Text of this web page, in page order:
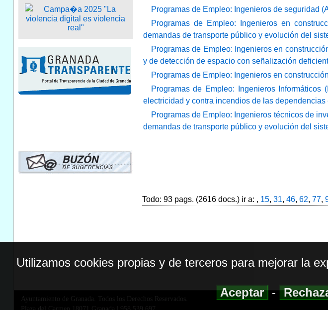
Programas de Empleo: Ingenieros de seguridad
Programas de Empleo: Ingenieros en
demandas de transporte público y evolución del
Programas de Empleo: Ingenieros en
y de detección de espacio con señalización
Programas de Empleo: Ingenieros en
Programas de Empleo: Ingenieros
electricidad y contra incendios de las
Programas de Empleo: Ingenieros técnicos de
demandas de transporte público y evolución del
Todo: 93 pags. (2616 docs.) ir a: , 15, 31, 46, 62, 77,
Ayuntamiento de Granada. Todos los Derechos Reservados.
Utilizamos cookies propias y de terceros para mejorar la
Aceptar-